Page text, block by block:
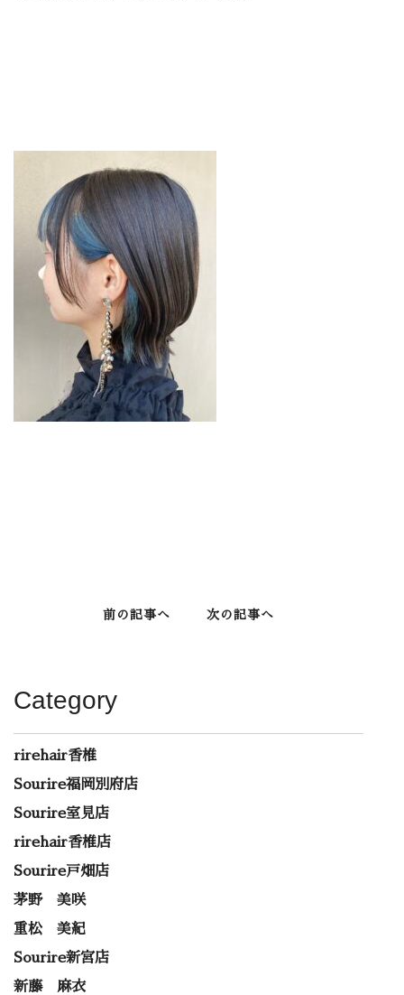
前の記事へ 次の記事へ
Category
rirehair香椎
Sourire福岡別府店
Sourire室見店
rirehair香椎店
Sourire戸畑店
茅野 美咲
重松 美紀
Sourire新宮店
新藤 麻衣